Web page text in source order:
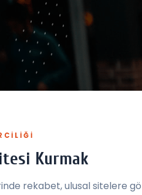
Kurmak
rekabet, ulusal sitelere